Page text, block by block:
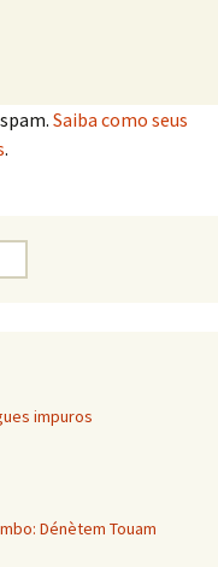
Saiba como seus
.
impuros
Dénètem Touam